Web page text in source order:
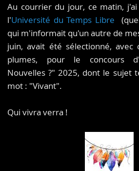
Au courrier du jour, ce matin,
l'Université du Temps Libre
qui m'informait qu'un autre de
juin, avait été sélectionné,
plumes, pour le concours
Nouvelles ?" 2025, dont le sujet
mot : "Vivant".
Qui vivra verra !